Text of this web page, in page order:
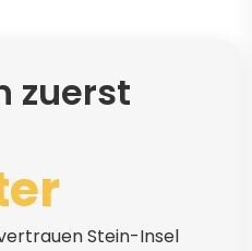
zuerst
Stein-Insel